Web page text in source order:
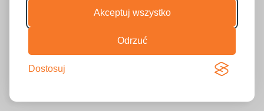
Akceptuj wszystko
Odrzuć
Dostosuj